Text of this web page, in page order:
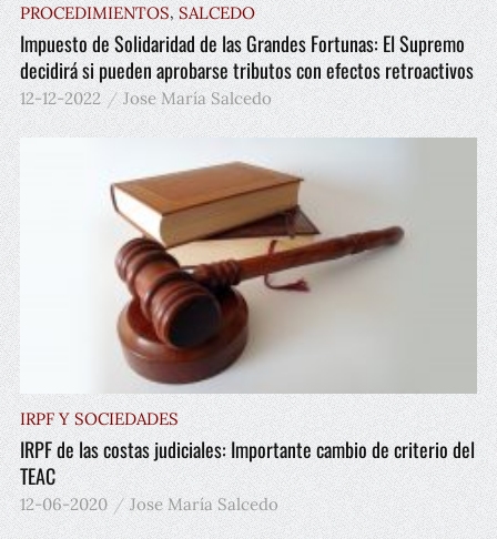
PROCEDIMIENTOS,SALCEDO
Impuesto de Solidaridad de las Grandes Fortunas: El Supremo
decidirá si pueden aprobarse tributos con efectos retroactivos
12-12-2022 Jose María Salcedo
IRPF Y SOCIEDADES
IRPF de las costas judiciales: Importante cambio de criterio del
TEAC
12-06-2020 Jose María Salcedo